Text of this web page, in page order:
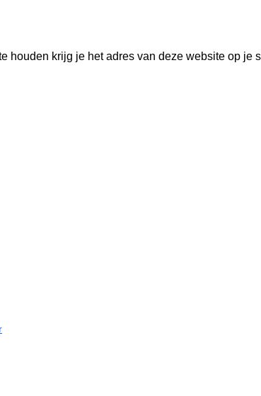
houden krijg je het adres van deze website op